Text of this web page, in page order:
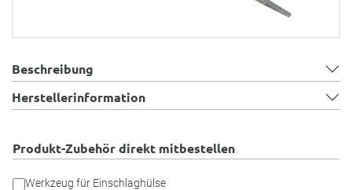
Beschreibung
Herstellerinformation
Produkt-Zubehör direkt mitbestellen
Werkzeug für Einschlaghülse